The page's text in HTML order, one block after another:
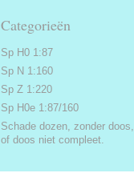
Categorieën
Sp H0 1:87
Sp N 1:160
Sp Z 1:220
Sp H0e 1:87/160
Schade dozen, zonder doos,
of doos niet compleet.